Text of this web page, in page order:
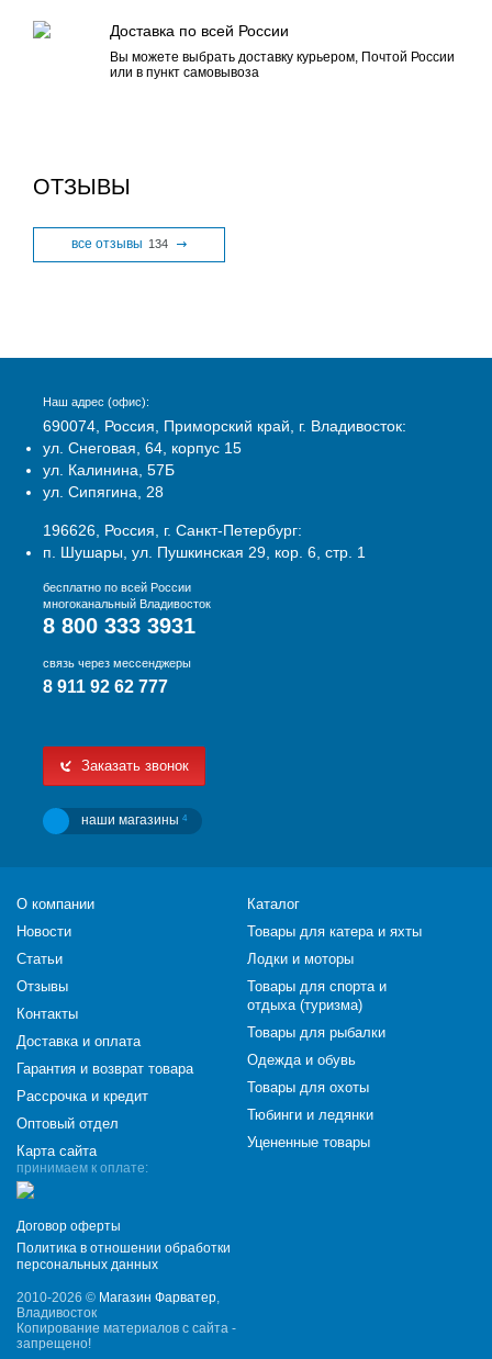
Доставка по всей России
Вы можете выбрать доставку курьером, Почтой России
или в пункт самовывоза
ОТЗЫВЫ
все отзывы 134
Наш адрес (офис):
690074, Россия, Приморский край, г. Владивосток:
ул. Снеговая, 64, корпус 15
ул. Калинина, 57Б
ул. Сипягина, 28
196626, Россия, г. Санкт-Петербург:
п. Шушары, ул. Пушкинская 29, кор. 6, стр. 1
бесплатно по всей России
многоканальный Владивосток
8 800 333 3931
связь через мессенджеры
8 911 92 62 777
Заказать звонок
наши магазины 4
принимаем к оплате:
Договор оферты
Политика в отношении обработки
персональных данных
2010-2026 © Магазин Фарватер,
Владивосток
Копирование материалов с сайта -
запрещено!
О компании
Новости
Статьи
Отзывы
Контакты
Доставка и оплата
Гарантия и возврат товара
Рассрочка и кредит
Оптовый отдел
Карта сайта
Каталог
Товары для катера и яхты
Лодки и моторы
Товары для спорта и
отдыха (туризма)
Товары для рыбалки
Одежда и обувь
Товары для охоты
Тюбинги и ледянки
Уцененные товары